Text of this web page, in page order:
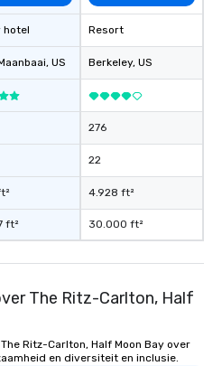
hotel
, US
ft²
Resort
Berkeley, US
276
22
4.928 ft²
30.000 ft²
The Ritz-Carlton, Half
Ritz-Carlton, Half Moon Bay over
en diversiteit en inclusie.